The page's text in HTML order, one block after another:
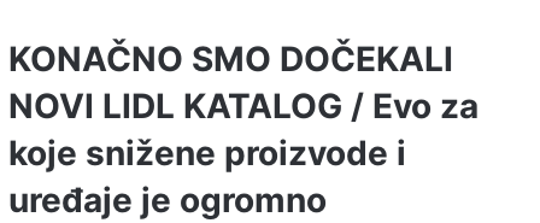
KONAČNO SMO DOČEKALI
NOVI LIDL KATALOG / Evo za
koje snižene proizvode i
uređaje je ogromno